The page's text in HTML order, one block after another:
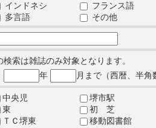
インドネシ フランス語
多言語 その他
索は雑誌のみ対象となります。
年 月まで（西暦、半角
中央児 堺市駅
東 初 芝
ＴＣ堺東 移動図書館